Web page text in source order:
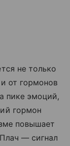
не только
от гормонов
пике эмоций,
гормон
повышает
— сигнал